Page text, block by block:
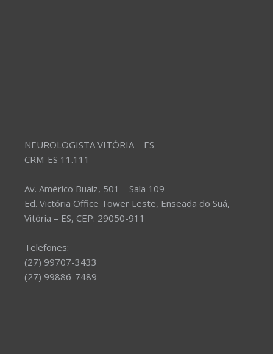
NEUROLOGISTA VITÓRIA – ES
CRM-ES 11.111
Av. Américo Buaiz, 501 – Sala 109
Ed. Victória Office Tower Leste, Enseada do Suá,
Vitória – ES, CEP: 29050-911
Telefones:
(27) 99707-3433
(27) 99886-7489